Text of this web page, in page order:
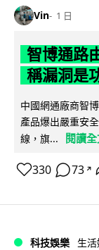
Vin 1 日
智博通路
稱漏洞是
中國網通廠商智
產品爆出嚴重安
線，旗...
閱讀
330 73 ↗
科技娛樂 生